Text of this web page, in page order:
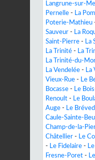
Langrune-sur-
Pernelle - La
Poterie-Mathieu
Sauveur - La
Saint-Pierre - La
La Trinité - La
La Trinité-du-
La Vendelée - La
Vieux-Rue - Le
Bocasse - Le
Renoult - Le
Auge - Le
Caule-Sainte-
Champ-de-la-
Châtellier - Le
- Le Fidelaire -
Fresne-Poret -